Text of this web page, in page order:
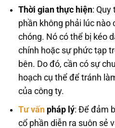
Thời gian thực hiện: Quy
phần không phải lúc nào
chóng. Nó có thể bị kéo
chính hoặc sự phức tạp
bên. Do đó, cần có sự
hoạch cụ thể để tránh
của công ty.
Tư vấnpháp lý: Để đảm
cổ phần diễn ra suôn sẻ